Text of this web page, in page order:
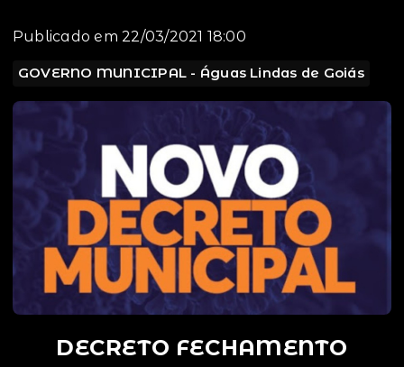
Publicado em 22/03/2021 18:00
GOVERNO MUNICIPAL - Águas Lindas de Goiás
DECRETO FECHAMENTO